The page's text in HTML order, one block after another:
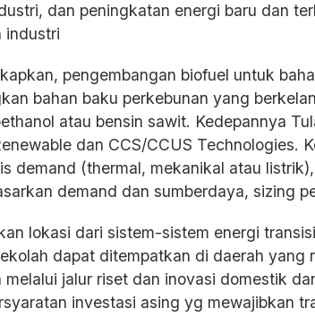
dan peningkatan energi baru dan
industri
pengembangan biofuel untuk
bahan baku perkebunan yang
atau bensin sawit. Kedepannya
dan CCS/CCUS Technologies.
demand (thermal, mekanikal atau
demand dan sumberdaya, sizing
lokasi dari sistem-sistem energi
dapat ditempatkan di daerah yang
melalui jalur riset dan inovasi domestik
investasi asing yg mewajibkan